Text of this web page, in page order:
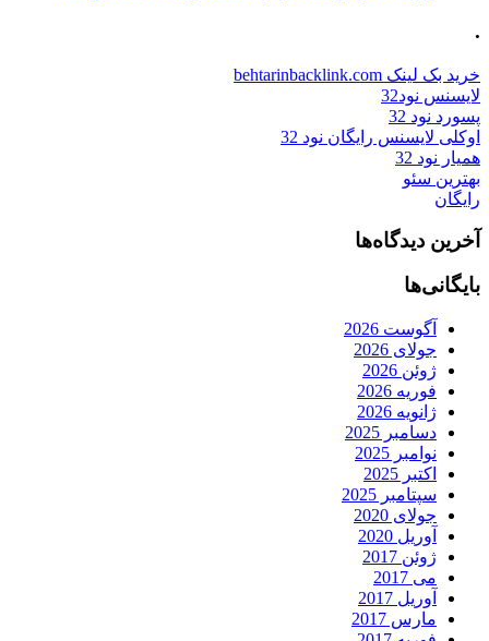
.
خرید بک لینک behtarinbacklink.com
لایسنس نود32
پسورد نود 32
اوکلی لایسنس رایگان نود 32
همیار نود 32
بهترین سئو
رایگان
آخرین دیدگاه‌ها
بایگانی‌ها
آگوست 2026
جولای 2026
ژوئن 2026
فوریه 2026
ژانویه 2026
دسامبر 2025
نوامبر 2025
اکتبر 2025
سپتامبر 2025
جولای 2020
آوریل 2020
ژوئن 2017
می 2017
آوریل 2017
مارس 2017